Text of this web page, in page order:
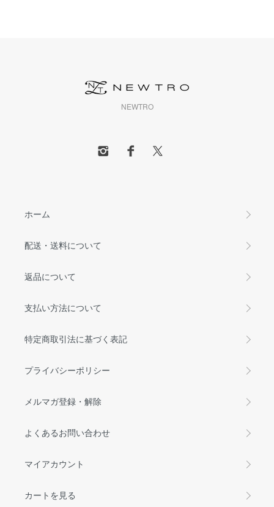
NEWTRO
ホーム
配送・送料について
返品について
支払い方法について
特定商取引法に基づく表記
プライバシーポリシー
メルマガ登録・解除
よくあるお問い合わせ
マイアカウント
カートを見る